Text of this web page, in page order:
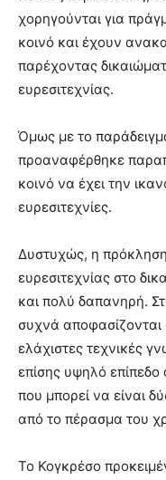
χορηγούνται για
κοινό και έχουν
παρέχοντας
ευρεσιτεχνίας.
Όμως με το
προαναφέρθηκε
κοινό να έχει την
ευρεσιτεχνίες.
Δυστυχώς, η
ευρεσιτεχνίας στο
και πολύ δαπανηρή.
συχνά αποφασίζονται
ελάχιστες τεχνικές
επίσης υψηλό επίπεδο
που μπορεί να είναι
από το πέρασμα του
Το Κογκρέσο